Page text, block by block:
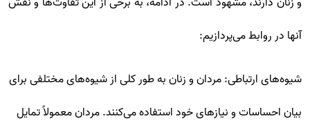
آنها در روابط می‌پردازیم:
شیوه‌های ارتباطی: مردان و زنان به طور کلی از شیوه‌های مختلفی برای
بیان احساسات و نیازهای خود استفاده می‌کنند. مردان معمولاً تمایل